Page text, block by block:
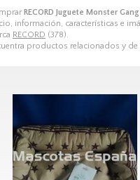
RECORD Juguete Monster
información, características e
RECORD (378).
productos relacionados y de